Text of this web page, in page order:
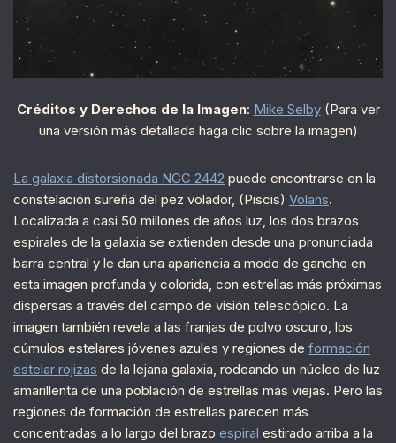
Créditos y Derechos de la Imagen: Mike Selby(Para ver
una versión más detallada haga clic sobre la imagen)
La galaxia distorsionada NGC 2442 puede encontrarse en la
constelación sureña del pez volador, (Piscis) Volans.
Localizada a casi 50 millones de años luz, los dos brazos
espirales de la galaxia se extienden desde una pronunciada
barra central y le dan una apariencia a modo de gancho en
esta imagen profunda y colorida, con estrellas más próximas
dispersas a través del campo de visión telescópico. La
imagen también revela a las franjas de polvo oscuro, los
cúmulos estelares jóvenes azules y regiones de formación
estelar rojizas de la lejana galaxia, rodeando un núcleo de luz
amarillenta de una población de estrellas más viejas. Pero las
regiones de formación de estrellas parecen más
concentradas a lo largo del brazo espiral estirado arriba a la